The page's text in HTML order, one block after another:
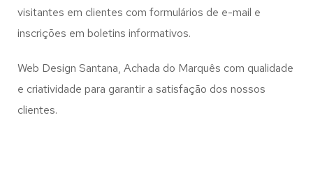
visitantes em clientes com formulários de e-mail e
inscrições em boletins informativos.
Web Design Santana, Achada do Marquês com qualidade
e criatividade para garantir a satisfação dos nossos
clientes.